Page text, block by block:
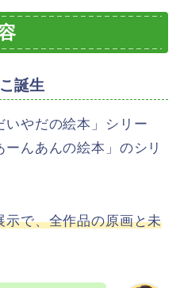
誕生
いやだの絵本」シリー
んあんの絵本」のシリ
示で、全作品の原画と未